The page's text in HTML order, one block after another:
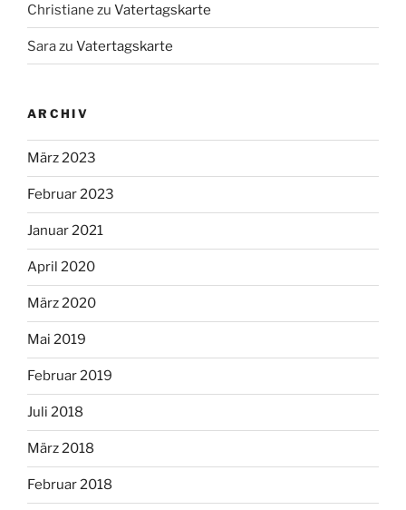
Christiane zu Vatertagskarte
Sarazu Vatertagskarte
ARCHIV
März 2023
Februar 2023
Januar 2021
April 2020
März 2020
Mai 2019
Februar 2019
Juli 2018
März 2018
Februar 2018